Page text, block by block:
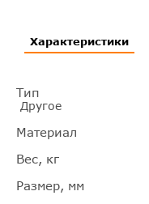
Характеристики
Тип
Другое
Материал
Вес, кг
Размер, мм